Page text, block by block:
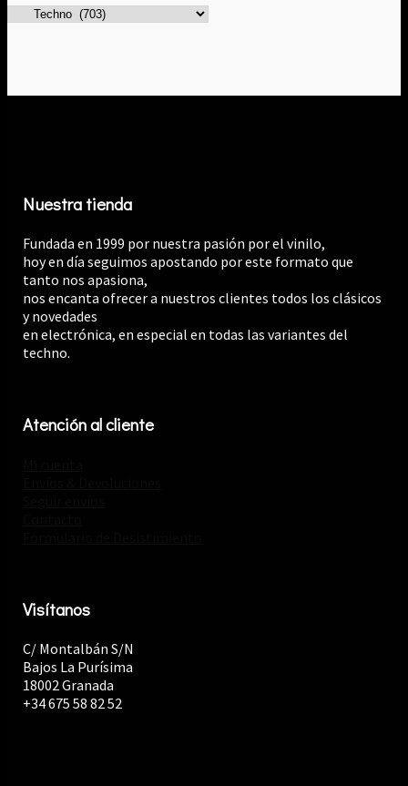
Nuestra tienda
Fundada en 1999 por nuestra pasión por el vinilo,
hoy en día seguimos apostando por este formato que
tanto nos apasiona,
nos encanta ofrecer a nuestros clientes todos los clásicos
y novedades
en electrónica, en especial en todas las variantes del
techno.
Atención al cliente
Visítanos
C/ Montalbán S/N
Bajos La Purísima
18002 Granada
+34 675 58 82 52